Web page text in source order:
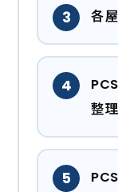
各
整理